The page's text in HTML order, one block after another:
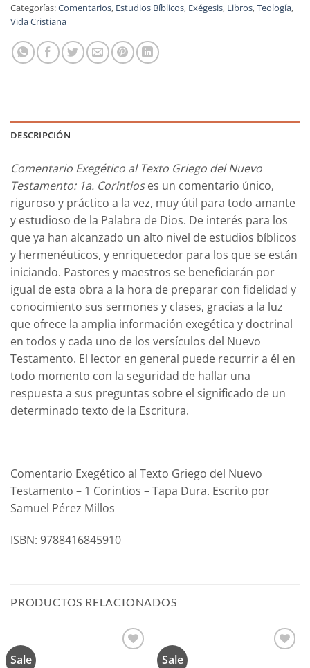
Categorías:Comentarios, Estudios Bíblicos, Exégesis, Libros,Teología,
Vida Cristiana
DESCRIPCIÓN
Comentario Exegético al Texto Griego del Nuevo
Testamento: 1a. Corintioses un comentario único,
riguroso y práctico a la vez, muy útil para todo amante
y estudioso de la Palabra de Dios. De interés para los
que ya han alcanzado un alto nivel de estudios bíblicos
y hermenéuticos, y enriquecedor para los que se están
iniciando. Pastores y maestros se beneficiarán por
igual de esta obra a la hora de preparar con fidelidad y
conocimiento sus sermones y clases, gracias a la luz
que ofrece la amplia información exegética y doctrinal
en todos y cada uno de los versículos del Nuevo
Testamento. El lector en general puede recurrir a él en
todo momento con la seguridad de hallar una
respuesta a sus preguntas sobre el significado de un
determinado texto de la Escritura.
Comentario Exegético al Texto Griego del Nuevo
Testamento – 1 Corintios – Tapa Dura. Escrito por
Samuel Pérez Millos
ISBN: 9788416845910
PRODUCTOS RELACIONADOS
Sale Sale